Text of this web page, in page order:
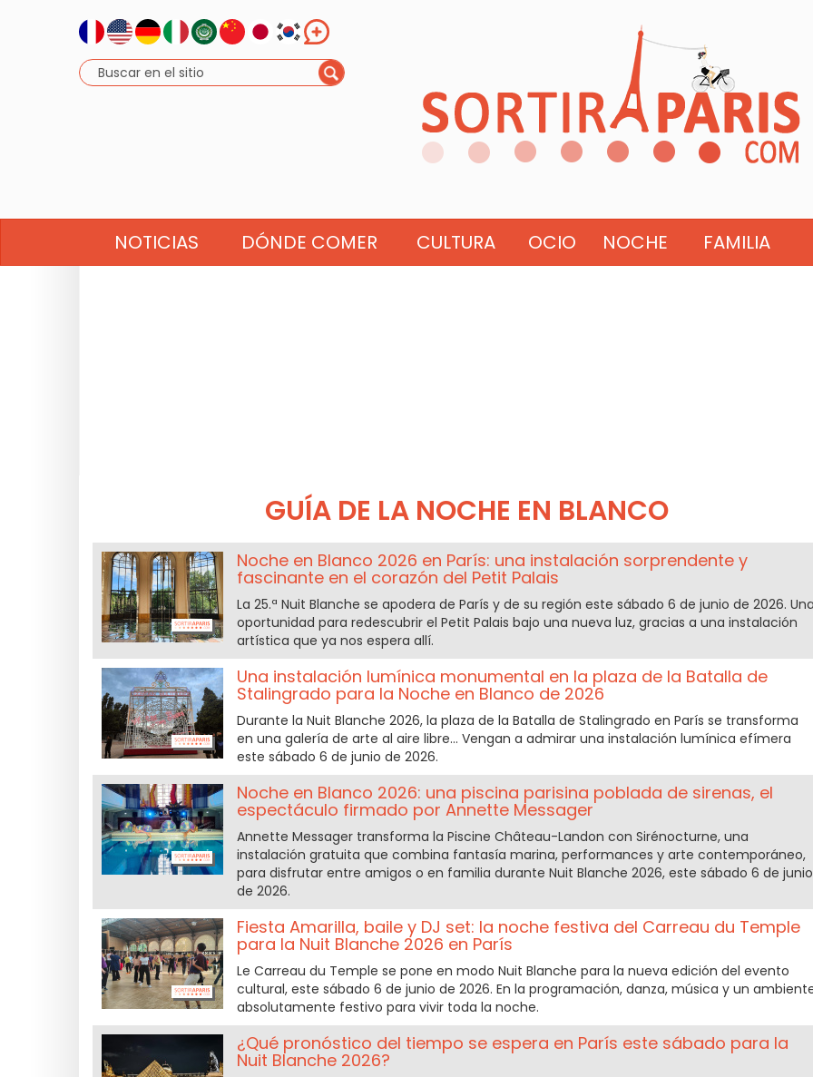
NOTICIAS DÓNDE COMER CULTURA OCIO NOCHE FAMILIA
GUÍA DE LA NOCHE EN BLANCO
Noche en Blanco 2026 en París: una instalación sorprendente y
fascinante en el corazón del Petit Palais
La 25.ª Nuit Blanche se apodera de París y de su región este sábado 6 de junio de 2026.
oportunidad para redescubrir el Petit Palais bajo una nueva luz, gracias a una instalación
artística que ya nos espera allí.
Una instalación lumínica monumental en la plaza de la Batalla de
Stalingrado para la Noche en Blanco de 2026
Durante la Nuit Blanche 2026, la plaza de la Batalla de Stalingrado en París se transforma
en una galería de arte al aire libre... Vengan a admirar una instalación lumínica efímera
este sábado 6 de junio de 2026.
Noche en Blanco 2026: una piscina parisina poblada de sirenas, el
espectáculo firmado por Annette Messager
Annette Messager transforma la Piscine Château-Landon con Sirénocturne, una
instalación gratuita que combina fantasía marina, performances y arte contemporáneo,
para disfrutar entre amigos o en familia durante Nuit Blanche 2026, este sábado 6 de junio
de 2026.
Fiesta Amarilla, baile y DJ set: la noche festiva del Carreau du Temple
para la Nuit Blanche 2026 en París
Le Carreau du Temple se pone en modo Nuit Blanche para la nueva edición del evento
cultural, este sábado 6 de junio de 2026. En la programación, danza, música y un
absolutamente festivo para vivir toda la noche.
¿Qué pronóstico del tiempo se espera en París este sábado para la
Nuit Blanche 2026?